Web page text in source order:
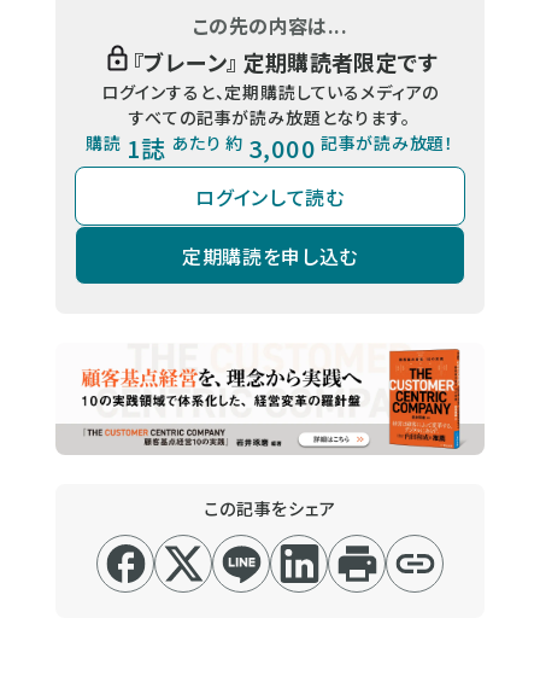
この先の内容は...
『ブレーン』 定期購読者限定です
ログインすると、定期購読しているメディアの
すべての記事が読み放題となります。
購読 1誌 あたり 約 3,000 記事が読み放題！
ログインして読む
定期購読を申し込む
この記事をシェア